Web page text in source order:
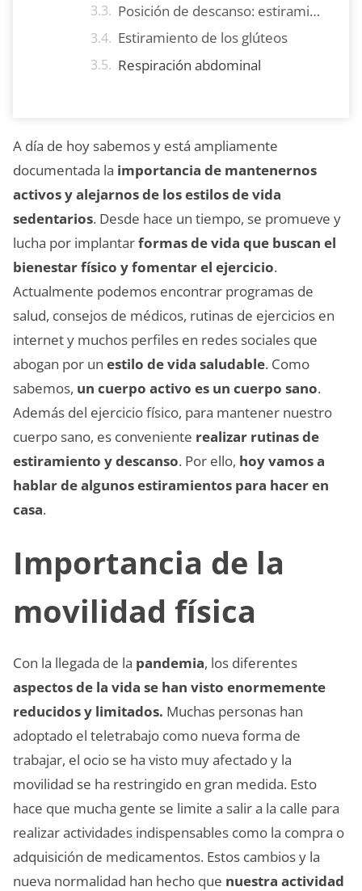
Posición de descanso: estiramientos para hacer en casa
Estiramiento de los glúteos
Respiración abdominal
A día de hoy sabemos y está ampliamente
documentada la importancia de mantenernos
activos y alejarnos de los estilos de vida
sedentarios. Desde hace un tiempo, se promueve y
lucha por implantarformas de vida que buscan el
bienestar físico y fomentar el ejercicio.
Actualmente podemos encontrar programas de
salud, consejos de médicos, rutinas de ejercicios en
internet y muchos perfiles en redes sociales que
abogan por un estilo de vida saludable. Como
sabemos, un cuerpo activo es un cuerpo sano.
Además del ejercicio físico, para mantener nuestro
cuerpo sano, es conveniente realizar rutinas de
estiramiento y descanso. Por ello, hoy vamos a
hablar de algunos estiramientos para hacer en
casa.
Importancia de la
movilidad física
Con la llegada de la pandemia, los diferentes
aspectos de la vida se han visto enormemente
reducidos y limitados. Muchas personas han
adoptado el teletrabajo como nueva forma de
trabajar, el ocio se ha visto muy afectado y la
movilidad se ha restringido en gran medida. Esto
hace que mucha gente se limite a salir a la calle para
realizar actividades indispensables como la compra o
adquisición de medicamentos. Estos cambios y la
nueva normalidad han hecho que nuestra actividad